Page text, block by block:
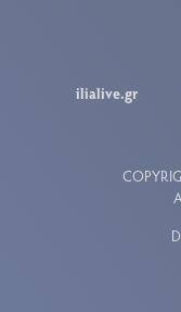
ilialive.gr